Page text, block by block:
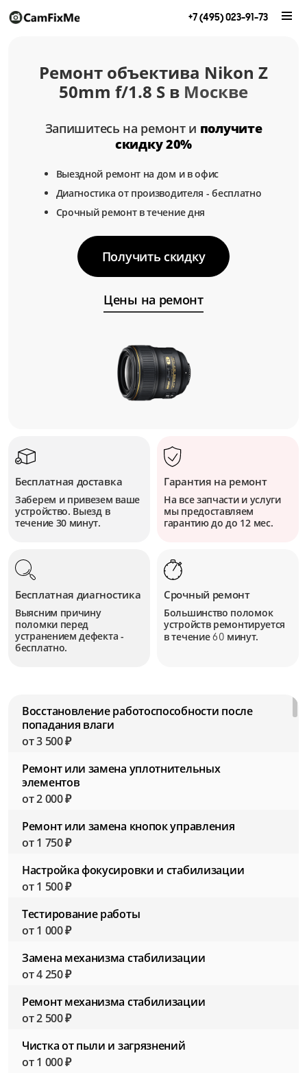
+7 (495) 023-91-73
Ремонт объектива Nikon Z
50mm f/1.8 S в Москве
Запишитесь на ремонт и получите
скидку 20%
Выездной ремонт на дом и в офис
Диагностика от производителя - бесплатно
Срочный ремонт в течение дня
Получить скидку
Цены на ремонт
Бесплатная доставка
Заберем и привезем ваше
устройство. Выезд в
течение 30 минут.
Гарантия на ремонт
На все запчасти и услуги
мы предоставляем
гарантию до до 12 мес.
Бесплатная диагностика
Выясним причину
поломки перед
устранением дефекта -
бесплатно.
Срочный ремонт
Большинство поломок
устройств ремонтируется
в течение60 минут.
Восстановление работоспособности после
попадания влаги
от 3 500 ₽
Ремонт или замена уплотнительных
элементов
от 2 000 ₽
Ремонт или замена кнопок управления
от 1 750 ₽
Настройка фокусировки и стабилизации
от 1 500 ₽
Тестирование работы
от 1 000 ₽
Замена механизма стабилизации
от 4 250 ₽
Ремонт механизма стабилизации
от 2 500 ₽
Чистка от пыли и загрязнений
от 1 000 ₽